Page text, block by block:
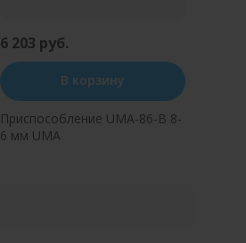
6 203 руб.
В корзину
Приспособление UMA-86-B 8-
6 мм UMA